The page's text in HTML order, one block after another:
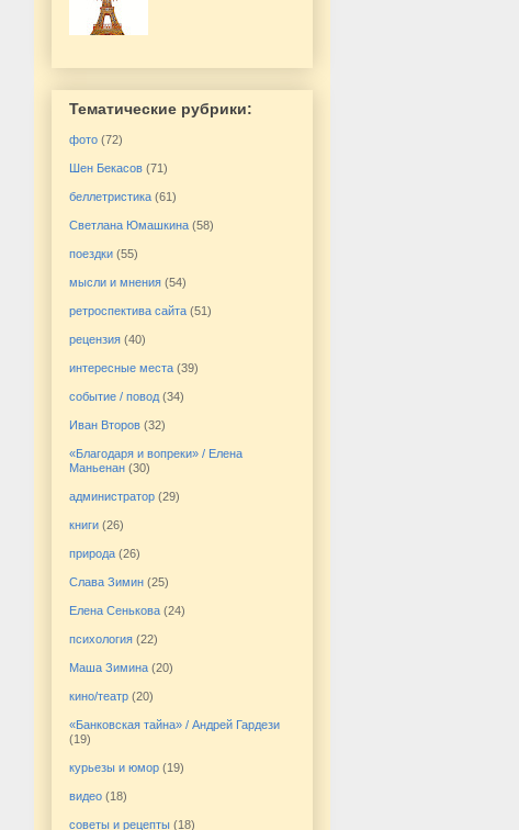
Тематические рубрики:
фото (72)
Шен Бекасов (71)
беллетристика (61)
Светлана Юмашкина (58)
поездки (55)
мысли и мнения (54)
ретроспектива сайта (51)
рецензия (40)
интересные места (39)
событие / повод (34)
Иван Второв (32)
«Благодаря и вопреки» / Елена
Маньенан (30)
администратор (29)
книги (26)
природа (26)
Слава Зимин (25)
Елена Сенькова (24)
психология (22)
Маша Зимина (20)
кино/театр (20)
«Банковская тайна» / Андрей Гардези
(19)
курьезы и юмор (19)
видео (18)
советы и рецепты (18)